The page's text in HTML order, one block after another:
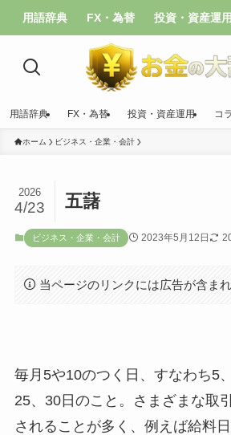
用語辞典 FX・為替 投資・資産運用
用語辞典 FX・為替 投資・資産運用 コ
ホーム ビジネス・企業・会計
五藷
2026
4/23
ビジネス・企業・会計 2023年5月12日
当ページのリンクには広告が含まれ
毎月5や10のつく日、すなわち5
25、30日のこと。さまざまな取
されることが多く、例えば給料